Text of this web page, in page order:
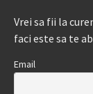
Vrei sa fii la
faci este sa te
Email